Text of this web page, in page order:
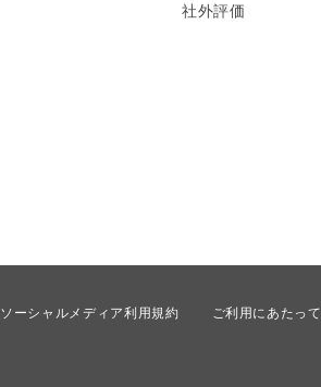
社外評価
ソーシャルメディア利用規約 ご利用にあたって